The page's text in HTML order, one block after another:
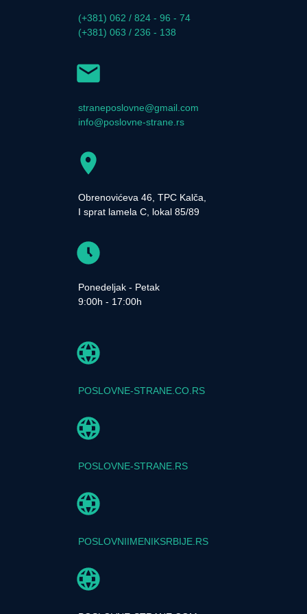
(+381) 062 / 824 - 96 - 74
(+381) 063 / 236 - 138
straneposlovne@gmail.com
info@poslovne-strane.rs
Obrenovićeva 46, TPC Kalča,
I sprat lamela C, lokal 85/89
Ponedeljak - Petak
9:00h - 17:00h
POSLOVNE-STRANE.CO.RS
POSLOVNE-STRANE.RS
POSLOVNIIMENIKSRBIJE.RS